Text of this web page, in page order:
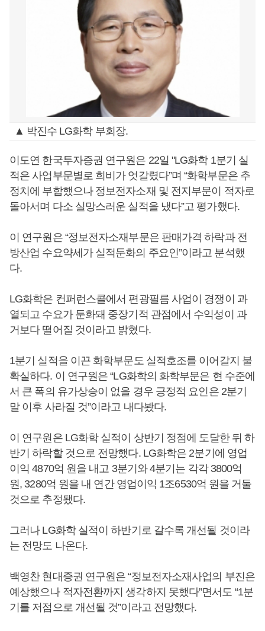
▲ 박진수 LG화학 부회장.
이도연 한국투자증권 연구원은 22일 "LG화학 1분기 실
적은 사업부문별로 희비가 엇갈렸다”며 “화학부문은 추
정치에 부합했으나 정보전자소재 및 전지부문이 적자로
돌아서며 다소 실망스러운 실적을 냈다”고 평가했다.
이 연구원은 “정보전자소재부문은 판매가격 하락과 전
방산업 수요약세가 실적둔화의 주요인”이라고 분석했
다.
LG화학은 컨퍼런스콜에서 편광필름 사업이 경쟁이 과
열되고 수요가 둔화돼 중장기적 관점에서 수익성이 과
거보다 떨어질 것이라고 밝혔다.
1분기 실적을 이끈 화학부문도 실적호조를 이어갈지 불
확실하다. 이 연구원은 “LG화학의 화학부문은 현 수준에
서 큰 폭의 유가상승이 없을 경우 긍정적 요인은 2분기
말 이후 사라질 것”이라고 내다봤다.
이 연구원은 LG화학 실적이 상반기 정점에 도달한 뒤 하
반기 하락할 것으로 전망했다. LG화학은 2분기에 영업
이익 4870억 원을 내고 3분기와 4분기는 각각 3800억
원, 3280억 원을 내 연간 영업이익 1조6530억 원을 거둘
것으로 추정됐다.
그러나 LG화학 실적이 하반기로 갈수록 개선될 것이라
는 전망도 나온다.
백영찬 현대증권 연구원은 “정보전자소재사업의 부진은
예상했으나 적자전환까지 생각하지 못했다”면서도 “1분
기를 저점으로 개선될 것”이라고 전망했다.